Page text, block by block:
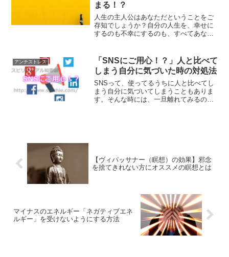
まる！？
人生の主人公はあなただということをご
存知でしょうか？自分の人生を、幸せに
するのも不幸にするのも、すべてあなた
な人生をデザインする事が出来るはずで
す。
アンチストレス
「SNSにご用心！？」人と比べて
しまう自分に気づいた時の対処法
SNSって、使ってるうちに人と比べてし
まう自分に気づいてしまうこともありま
す。そんな時には、一旦離れてみるのも
【ヴィパッサナー（瞑想）の効果】邪念
を捨てきれない方にオススメの瞑想とは
マイナスのエネルギー「ネガティブエネ
ルギー」を受けないようにする方法